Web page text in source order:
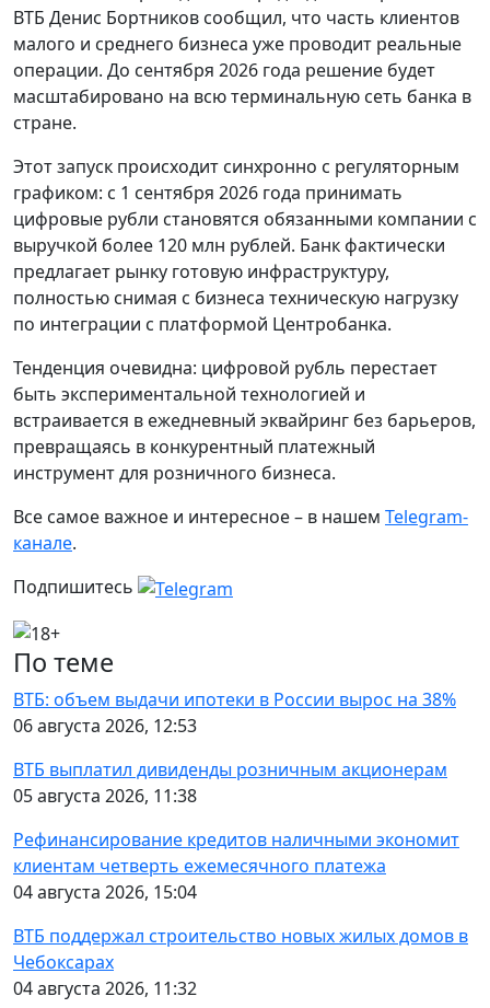
ВТБ Денис Бортников сообщил, что часть клиентов
малого и среднего бизнеса уже проводит реальные
операции. До сентября 2026 года решение будет
масштабировано на всю терминальную сеть банка в
стране.
Этот запуск происходит синхронно с регуляторным
графиком: с 1 сентября 2026 года принимать
цифровые рубли становятся обязанными компании с
выручкой более 120 млн рублей. Банк фактически
предлагает рынку готовую инфраструктуру,
полностью снимая с бизнеса техническую нагрузку
по интеграции с платформой Центробанка.
Тенденция очевидна: цифровой рубль перестает
быть экспериментальной технологией и
встраивается в ежедневный эквайринг без барьеров,
превращаясь в конкурентный платежный
инструмент для розничного бизнеса.
Все самое важное и интересное – в нашем Telegram-
канале.
Подпишитесь
По теме
ВТБ: объем выдачи ипотеки в России вырос на 38%
06 августа 2026, 12:53
ВТБ выплатил дивиденды розничным акционерам
05 августа 2026, 11:38
Рефинансирование кредитов наличными экономит
клиентам четверть ежемесячного платежа
04 августа 2026, 15:04
ВТБ поддержал строительство новых жилых домов в
Чебоксарах
04 августа 2026, 11:32